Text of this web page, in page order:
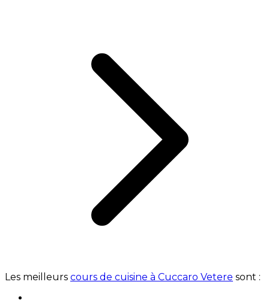
Les meilleurs cours de cuisine à Cuccaro Vetere sont :